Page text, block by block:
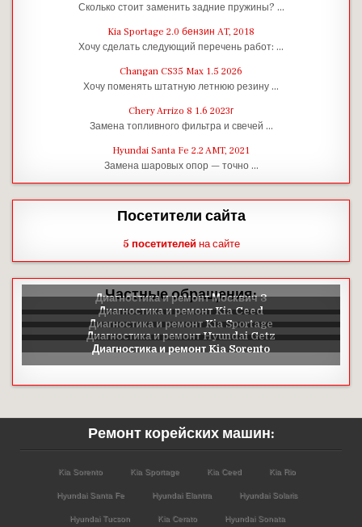
Сколько стоит заменить задние пружины? …
Kia Sportage 2.0 бензин AT, 2018
Хочу сделать следующий перечень работ: …
Changan CS35 Max 1.5 2026
Хочу поменять штатную летнюю резину …
Chery Arrizo 8 1.6 2023г
Замена топливного фильтра и свечей …
Hyundai Santa Fe 2.2 AMT, 2021
Замена шаровых опор — точно …
Посетители сайта
5 посетителейна сайте
Частные обращения:
Ремонт корейских машин:
Kia Sorento Kia Sportage Kia Ceed Kia Rio
Hyundai Santa Fe Hyundai Elantra Hyundai Solaris
Hyundai Tucson Kia Cerato Hyundai Sonata